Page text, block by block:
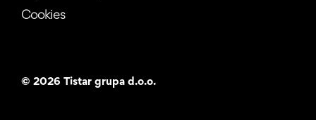
Cookies
© 2026 Tistar grupa d.o.o.